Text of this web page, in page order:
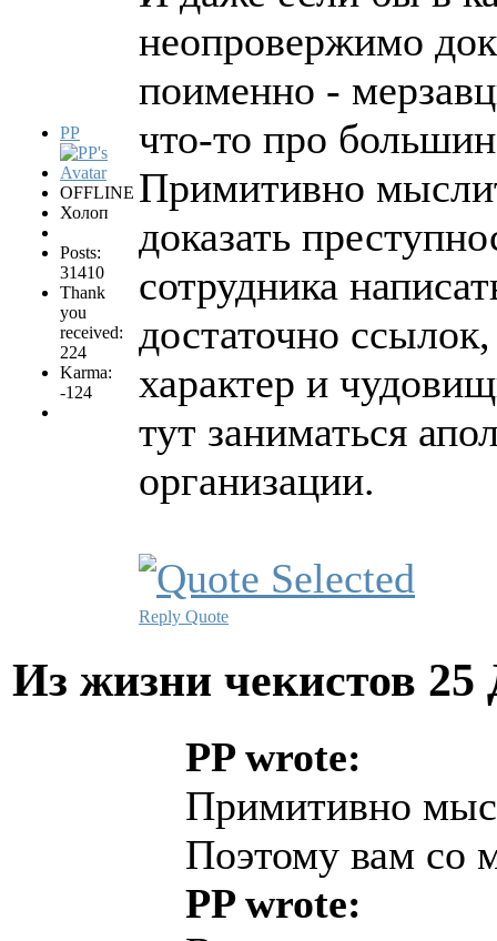
PP
OFFLINE
Холоп
Posts:
31410
Thank
you
received:
224
Karma:
-124
неопровержимо
поименно -
что-то про
Примитивно
доказать
сотрудника
достаточно
характер и
тут заниматься
организации.
Reply Quote
Из жизни чекистов 25
PP wrote:
Примитивно
Поэтому вам со
PP wrote: